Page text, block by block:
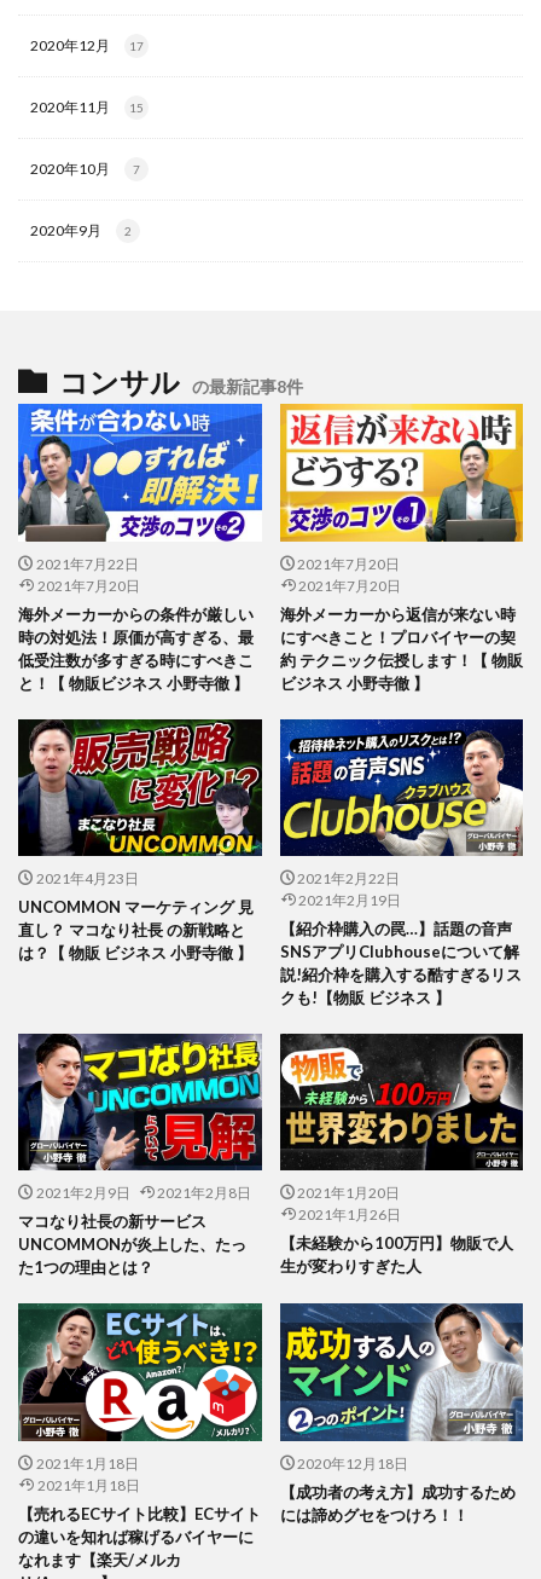
2020年12月 17
2020年11月 15
2020年10月 7
2020年9月 2
コンサル の最新記事8件
2021年7月22日
2021年7月20日
海外メーカーからの条件が厳しい
時の対処法！原価が高すぎる、最
低受注数が多すぎる時にすべきこ
と！【 物販ビジネス 小野寺徹 】
2021年7月20日
2021年7月20日
海外メーカーから返信が来ない時
にすべきこと！プロバイヤーの契
約 テクニック伝授します！【 物販
ビジネス 小野寺徹 】
2021年4月23日
UNCOMMON マーケティング 見
直し？ マコなり社長 の新戦略と
は？【 物販 ビジネス 小野寺徹 】
2021年2月22日
2021年2月19日
【紹介枠購入の罠…】話題の音声
SNSアプリClubhouseについて解
説!紹介枠を購入する酷すぎるリス
クも!【物販 ビジネス 】
2021年2月9日 2021年2月8日
マコなり社長の新サービス
UNCOMMONが炎上した、たっ
た1つの理由とは？
2021年1月20日
2021年1月26日
【未経験から100万円】物販で人
生が変わりすぎた人
2021年1月18日
2021年1月18日
【売れるECサイト比較】ECサイト
の違いを知れば稼げるバイヤーに
なれます【楽天/メルカ
2020年12月18日
【成功者の考え方】成功するため
には諦めグセをつけろ！！